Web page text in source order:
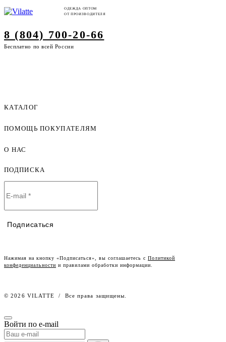
ОДЕЖДА ОПТОМ
ОТ ПРОИЗВОДИТЕЛЯ
8 (804) 700-20-66
Бесплатно по всей России
КАТАЛОГ
Женская одежда оптом
Мужская одежда оптом
ПОМОЩЬ ПОКУПАТЕЛЯМ
Оплата и доставка
Договор-оферта
Условия сотрудничества
О НАС
Lookbook
Работа в компании
ПОДПИСКА
Подписаться
Нажимая на кнопку «Подписаться», вы соглашаетесь с Политикой
конфеденциальности и правилами обработки информации.
© 2026 VILATTE / Все права защищены.
Войти по e-mail